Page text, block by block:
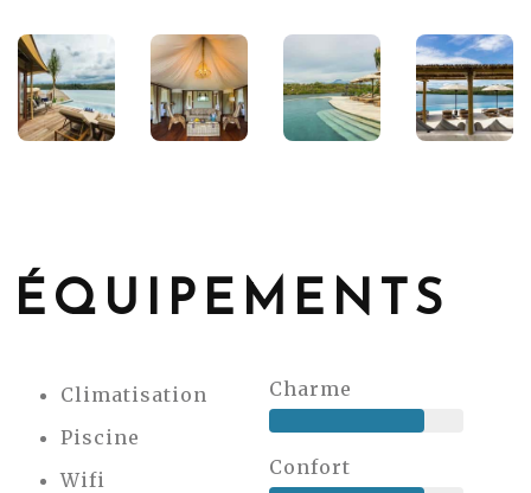
ÉQUIPEMENTS
Climatisation
Piscine
Wifi
Charme
Confort